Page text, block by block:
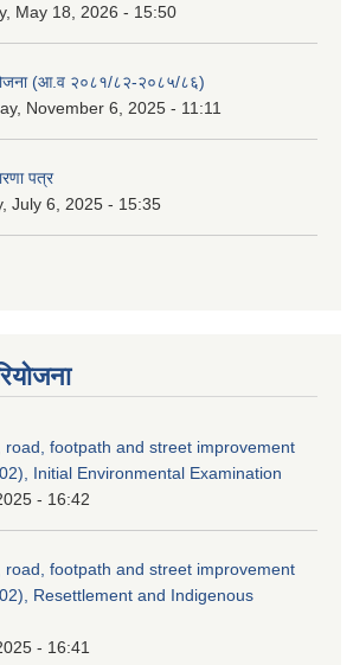
May 18, 2026 - 15:50
योजना (आ.व २०८१/८२-२०८५/८६)
November 6, 2025 - 11:11
पत्र
July 6, 2025 - 15:35
road, footpath and street improvement
Initial Environmental Examination
- 16:42
road, footpath and street improvement
Resettlement and Indigenous
- 16:41